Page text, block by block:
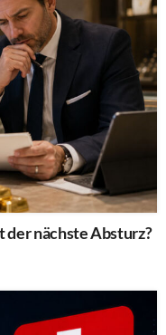
nächste Absturz?